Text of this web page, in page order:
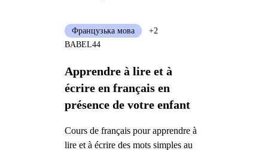
Apprendre à lire et à
écrire en français en
présence de votre enfant
Cours de français pour apprendre à
lire et à écrire des mots simples au
Французька мова
+2
BABEL44